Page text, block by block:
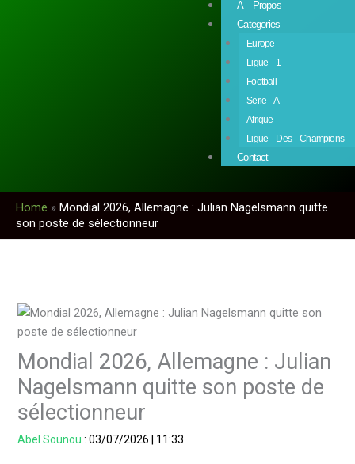
À Propos
Categories
Europe
Ligue 1
Football
Serie A
Afrique
Ligue Des Champions
Contact
Home » Mondial 2026, Allemagne : Julian Nagelsmann quitte
son poste de sélectionneur
Mondial 2026, Allemagne : Julian
Nagelsmann quitte son poste de
sélectionneur
Abel Sounou :03/07/2026 11:33